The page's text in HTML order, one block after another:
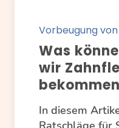
Vorbeugung
Was
wir
In diesem